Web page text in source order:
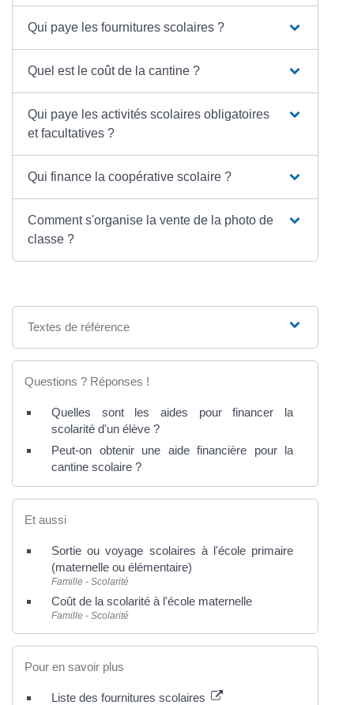
Qui paye les fournitures scolaires ?
Quel est le coût de la cantine ?
Qui paye les activités scolaires obligatoires
et facultatives ?
Qui finance la coopérative scolaire ?
Comment s'organise la vente de la photo de
classe ?
Textes de référence
Questions ? Réponses !
Quelles sont les aides pour financer la
scolarité d'un élève ?
Peut-on obtenir une aide financière pour la
cantine scolaire ?
Et aussi
Sortie ou voyage scolaires à l'école primaire
(maternelle ou élémentaire)
Famille - Scolarité
Coût de la scolarité à l'école maternelle
Famille - Scolarité
Pour en savoir plus
Liste des fournitures scolaires